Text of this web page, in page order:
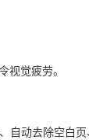
觉疲劳。
动去除空白页